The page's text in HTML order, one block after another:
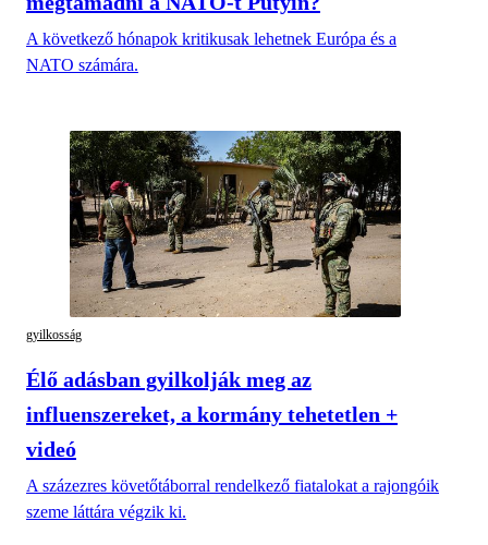
A következő hónapok kritikusak lehetnek Európa és a
NATO számára.
gyilkosság
Élő adásban gyilkolják meg az
influenszereket, a kormány tehetetlen +
videó
A százezres követőtáborral rendelkező fiatalokat a rajongóik
szeme láttára végzik ki.